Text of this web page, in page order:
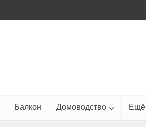
Балкон Домоводство Ещё